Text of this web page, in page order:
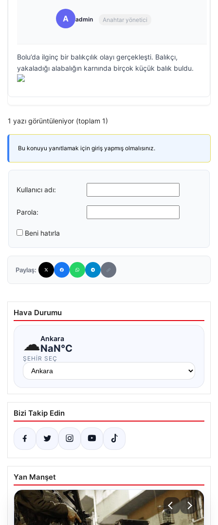
A admin Anahtar yönetici
Bolu’da ilginç bir balıkçılık olayı gerçekleşti. Balıkçı,
yakaladığı alabalığın karnında birçok küçük balık buldu.
1 yazı görüntüleniyor (toplam 1)
Bu konuyu yanıtlamak için giriş yapmış olmalısınız.
Kullanıcı adı:
Parola:
Beni hatırla
Paylaş:
Hava Durumu
☁Ankara
NaN°C
ŞEHIR SEÇ
Bizi Takip Edin
Yan Manşet